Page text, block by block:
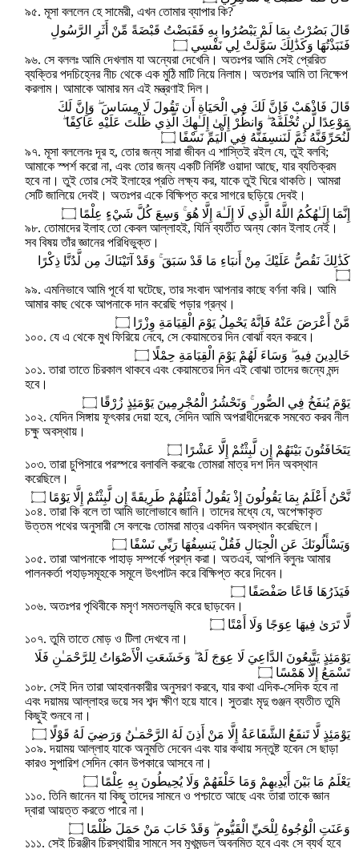
৯৫. মূসা বললেন হে সামেরী, এখন তোমার ব্যাপার কি?
قَالَ بَصُرْتُ بِمَا لَمْ يَبْصُرُوا بِهِ فَقَبَضْتُ قَبْضَةً مِّنْ أَثَرِ الرَّسُولِ
فَنَبَذْتُهَا وَكَذَٰلِكَ سَوَّلَتْ لِي نَفْسِي ۝
৯৬. সে বললঃ আমি দেখলাম যা অন্যেরা দেখেনি। অতঃপর আমি সেই প্রেরিত
ব্যক্তির পদচিহ্নের নীচ থেকে এক মুঠি মাটি নিয়ে নিলাম। অতঃপর আমি তা নিক্ষেপ
করলাম। আমাকে আমার মন এই মন্ত্রণাই দিল।
قَالَ فَاذْهَبْ فَإِنَّ لَكَ فِي الْحَيَاةِ أَن تَقُولَ لَا مِسَاسَ ۖ وَإِنَّ لَكَ
مَوْعِدًا لَّن تُخْلَفَهُ ۖ وَانظُرْ إِلَىٰ إِلَـٰهِكَ الَّذِي ظَلْتَ عَلَيْهِ عَاكِفًا ۖ
لَّنُحَرِّقَنَّهُ ثُمَّ لَنَنسِفَنَّهُ فِي الْيَمِّ نَسْفًا ۝
৯৭. মূসা বললেনঃ দূর হ, তোর জন্য সারা জীবন এ শাস্তিই রইল যে, তুই বলবি;
আমাকে স্পর্শ করো না, এবং তোর জন্য একটি নির্দিষ্ট ওয়াদা আছে, যার ব্যতিক্রম
হবে না। তুই তোর সেই ইলাহের প্রতি লক্ষ্য কর, যাকে তুই ঘিরে থাকতি। আমরা
সেটি জালিয়ে দেবই। অতঃপর একে বিক্ষিপ্ত করে সাগরে ছড়িয়ে দেবই।
إِنَّمَا إِلَـٰهُكُمُ اللَّهُ الَّذِي لَا إِلَـٰهَ إِلَّا هُوَ ۚ وَسِعَ كُلَّ شَيْءٍ عِلْمًا ۝
৯৮. তোমাদের ইলাহ তো কেবল আল্লাহই, যিনি ব্যতীত অন্য কোন ইলাহ নেই।
সব বিষয় তাঁর জ্ঞানের পরিধিভুক্ত।
كَذَٰلِكَ نَقُصُّ عَلَيْكَ مِنْ أَنبَاءِ مَا قَدْ سَبَقَ ۚ وَقَدْ آتَيْنَاكَ مِن لَّدُنَّا ذِكْرًا
۝
৯৯. এমনিভাবে আমি পূর্বে যা ঘটেছে, তার সংবাদ আপনার কাছে বর্ণনা করি। আমি
আমার কাছ থেকে আপনাকে দান করেছি পড়ার গ্রন্থ।
مَّنْ أَعْرَضَ عَنْهُ فَإِنَّهُ يَحْمِلُ يَوْمَ الْقِيَامَةِ وِزْرًا ۝
১০০. যে এ থেকে মুখ ফিরিয়ে নেবে, সে কেয়ামতের দিন বোঝা বহন করবে।
خَالِدِينَ فِيهِ ۖ وَسَاءَ لَهُمْ يَوْمَ الْقِيَامَةِ حِمْلًا ۝
১০১. তারা তাতে চিরকাল থাকবে এবং কেয়ামতের দিন এই বোঝা তাদের জন্যে মন্দ
হবে।
يَوْمَ يُنفَخُ فِي الصُّورِ ۚ وَنَحْشُرُ الْمُجْرِمِينَ يَوْمَئِذٍ زُرْقًا ۝
১০২. যেদিন সিঙ্গায় ফূৎকার দেয়া হবে, সেদিন আমি অপরাধীদেরকে সমবেত করব নীল
চক্ষু অবস্থায়।
يَتَخَافَتُونَ بَيْنَهُمْ إِن لَّبِثْتُمْ إِلَّا عَشْرًا ۝
১০৩. তারা চুপিসারে পরস্পরে বলাবলি করবেঃ তোমরা মাত্র দশ দিন অবস্থান
করেছিলে।
نَّحْنُ أَعْلَمُ بِمَا يَقُولُونَ إِذْ يَقُولُ أَمْثَلُهُمْ طَرِيقَةً إِن لَّبِثْتُمْ إِلَّا يَوْمًا ۝
১০৪. তারা কি বলে তা আমি ভালোভাবে জানি। তাদের মধ্যে যে, অপেক্ষাকৃত
উত্তম পথের অনুসারী সে বলবেঃ তোমরা মাত্র একদিন অবস্থান করেছিলে।
وَيَسْأَلُونَكَ عَنِ الْجِبَالِ فَقُلْ يَنسِفُهَا رَبِّي نَسْفًا ۝
১০৫. তারা আপনাকে পাহাড় সম্পর্কে প্রশ্ন করা। অতএব, আপনি বলুনঃ আমার
পালনকর্তা পহাড়সমূহকে সমূলে উৎপাটন করে বিক্ষিপ্ত করে দিবেন।
فَيَذَرُهَا قَاعًا صَفْصَفًا ۝
১০৬. অতঃপর পৃথিবীকে মসৃণ সমতলভূমি করে ছাড়বেন।
لَّا تَرَىٰ فِيهَا عِوَجًا وَلَا أَمْتًا ۝
১০৭. তুমি তাতে মোড় ও টিলা দেখবে না।
يَوْمَئِذٍ يَتَّبِعُونَ الدَّاعِيَ لَا عِوَجَ لَهُ ۖ وَخَشَعَتِ الْأَصْوَاتُ لِلرَّحْمَـٰنِ فَلَا
تَسْمَعُ إِلَّا هَمْسًا ۝
১০৮. সেই দিন তারা আহবানকারীর অনুসরণ করবে, যার কথা এদিক-সেদিক হবে না
এবং দয়াময় আল্লাহর ভয়ে সব শব্দ ক্ষীণ হয়ে যাবে। সুতরাং মৃদু গুঞ্জন ব্যতীত তুমি
কিছুই শুনবে না।
يَوْمَئِذٍ لَّا تَنفَعُ الشَّفَاعَةُ إِلَّا مَنْ أَذِنَ لَهُ الرَّحْمَـٰنُ وَرَضِيَ لَهُ قَوْلًا ۝
১০৯. দয়াময় আল্লাহ যাকে অনুমতি দেবেন এবং যার কথায় সন্তুষ্ট হবেন সে ছাড়া
কারও সুপারিশ সেদিন কোন উপকারে আসবে না।
يَعْلَمُ مَا بَيْنَ أَيْدِيهِمْ وَمَا خَلْفَهُمْ وَلَا يُحِيطُونَ بِهِ عِلْمًا ۝
১১০. তিনি জানেন যা কিছু তাদের সামনে ও পশ্চাতে আছে এবং তারা তাকে জ্ঞান
দ্বারা আয়ত্ত করতে পারে না।
وَعَنَتِ الْوُجُوهُ لِلْحَيِّ الْقَيُّومِ ۖ وَقَدْ خَابَ مَنْ حَمَلَ ظُلْمًا ۝
১১১. সেই চিরঞ্জীব চিরস্থায়ীর সামনে সব মুখমন্ডল অবনমিত হবে এবং সে ব্যর্থ হবে